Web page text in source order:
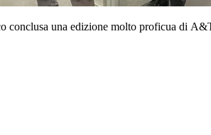
una edizione molto proficua di